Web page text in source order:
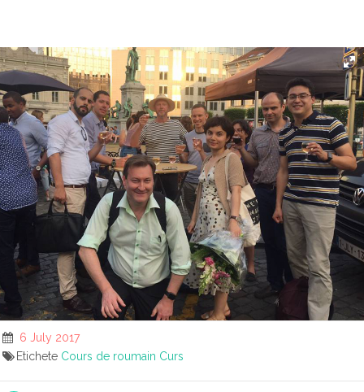
6 July 2017
Etichete Cours de roumain Curs